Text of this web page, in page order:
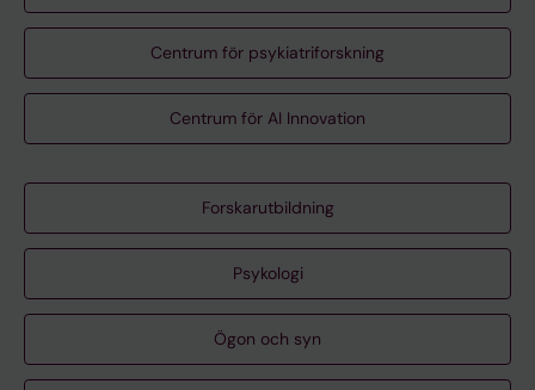
Centrum för psykiatriforskning
Centrum för AI Innovation
Forskarutbildning
Psykologi
Ögon och syn